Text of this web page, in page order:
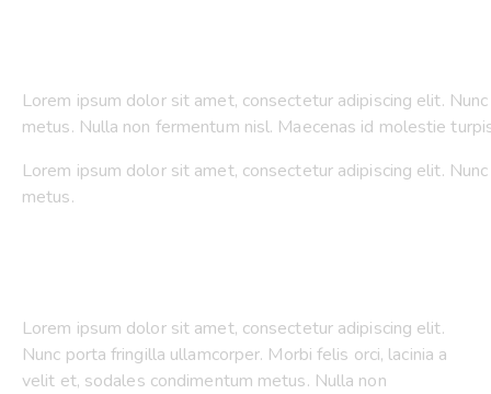
Lorem ipsum dolor sit amet, consectetur adipiscing elit.
metus. Nulla non fermentum nisl. Maecenas id molestie
Lorem ipsum dolor sit amet, consectetur adipiscing elit.
metus.
Lorem ipsum dolor sit amet, consectetur adipiscing elit.
Nunc porta fringilla ullamcorper. Morbi felis orci, lacinia a
velit et, sodales condimentum metus. Nulla non